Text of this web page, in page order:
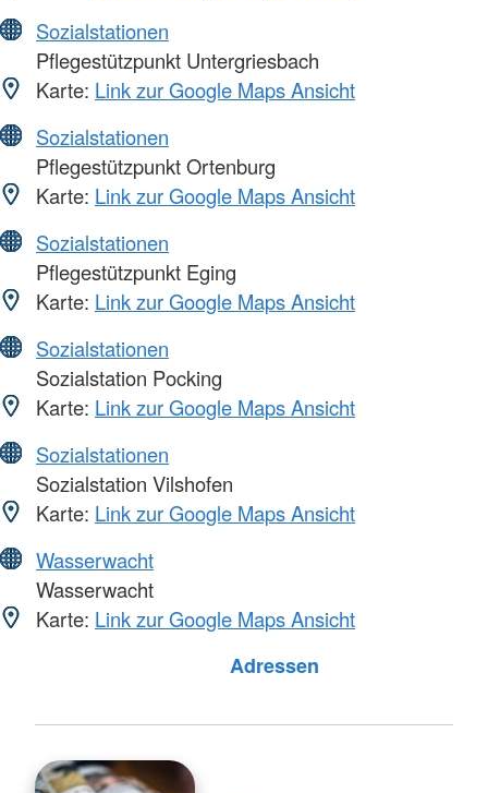
Sozialstationen
Pflegestützpunkt Untergriesbach
Karte: Link zur Google Maps Ansicht
Sozialstationen
Pflegestützpunkt Ortenburg
Karte: Link zur Google Maps Ansicht
Sozialstationen
Pflegestützpunkt Eging
Karte: Link zur Google Maps Ansicht
Sozialstationen
Sozialstation Pocking
Karte: Link zur Google Maps Ansicht
Sozialstationen
Sozialstation Vilshofen
Karte: Link zur Google Maps Ansicht
Wasserwacht
Wasserwacht
Karte: Link zur Google Maps Ansicht
Adressen